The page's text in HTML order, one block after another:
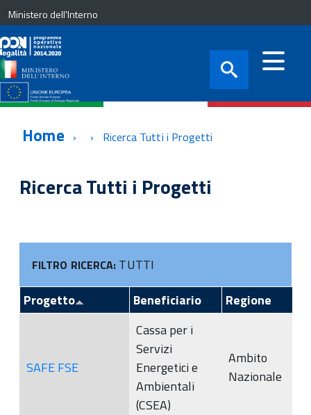
Ministero dell'Interno
Home Ricerca Tutti i Progetti
Ricerca Tutti i Progetti
FILTRO RICERCA: TUTTI
Progetto
Beneficiario Regione
SAFE FSE
Cassa per i
Servizi
Energetici e
Ambientali
(CSEA)
Ambito
Nazionale